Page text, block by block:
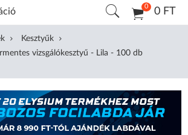
0 0 FT
Kesztyűk
vizsgálókesztyű - Lila - 100 db